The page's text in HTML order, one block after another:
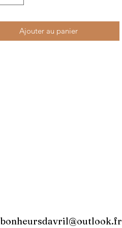
Ajouter au panier
bonheursdavril@outlook.fr